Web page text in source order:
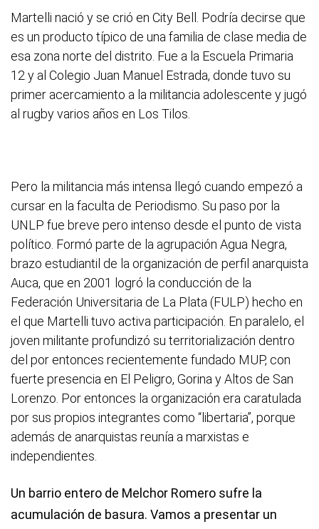
Martelli nació y se crió en City Bell. Podría decirse que
es un producto típico de una familia de clase media de
esa zona norte del distrito. Fue a la Escuela Primaria
12 y al Colegio Juan Manuel Estrada, donde tuvo su
primer acercamiento a la militancia adolescente y jugó
al rugby varios años en Los Tilos.
Pero la militancia más intensa llegó cuando empezó a
cursar en la faculta de Periodismo. Su paso por la
UNLP fue breve pero intenso desde el punto de vista
político. Formó parte de la agrupación Agua Negra,
brazo estudiantil de la organización de perfil anarquista
Auca, que en 2001 logró la conducción de la
Federación Universitaria de La Plata (FULP) hecho en
el que Martelli tuvo activa participación. En paralelo, el
joven militante profundizó su territorialización dentro
del por entonces recientemente fundado MUP, con
fuerte presencia en El Peligro, Gorina y Altos de San
Lorenzo. Por entonces la organización era caratulada
por sus propios integrantes como “libertaria”, porque
además de anarquistas reunía a marxistas e
independientes.
Un barrio entero de Melchor Romero sufre la
acumulación de basura. Vamos a presentar un